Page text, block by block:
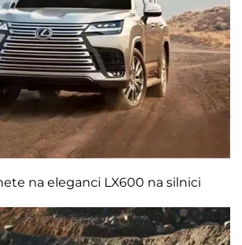
na eleganci LX600 na silnici